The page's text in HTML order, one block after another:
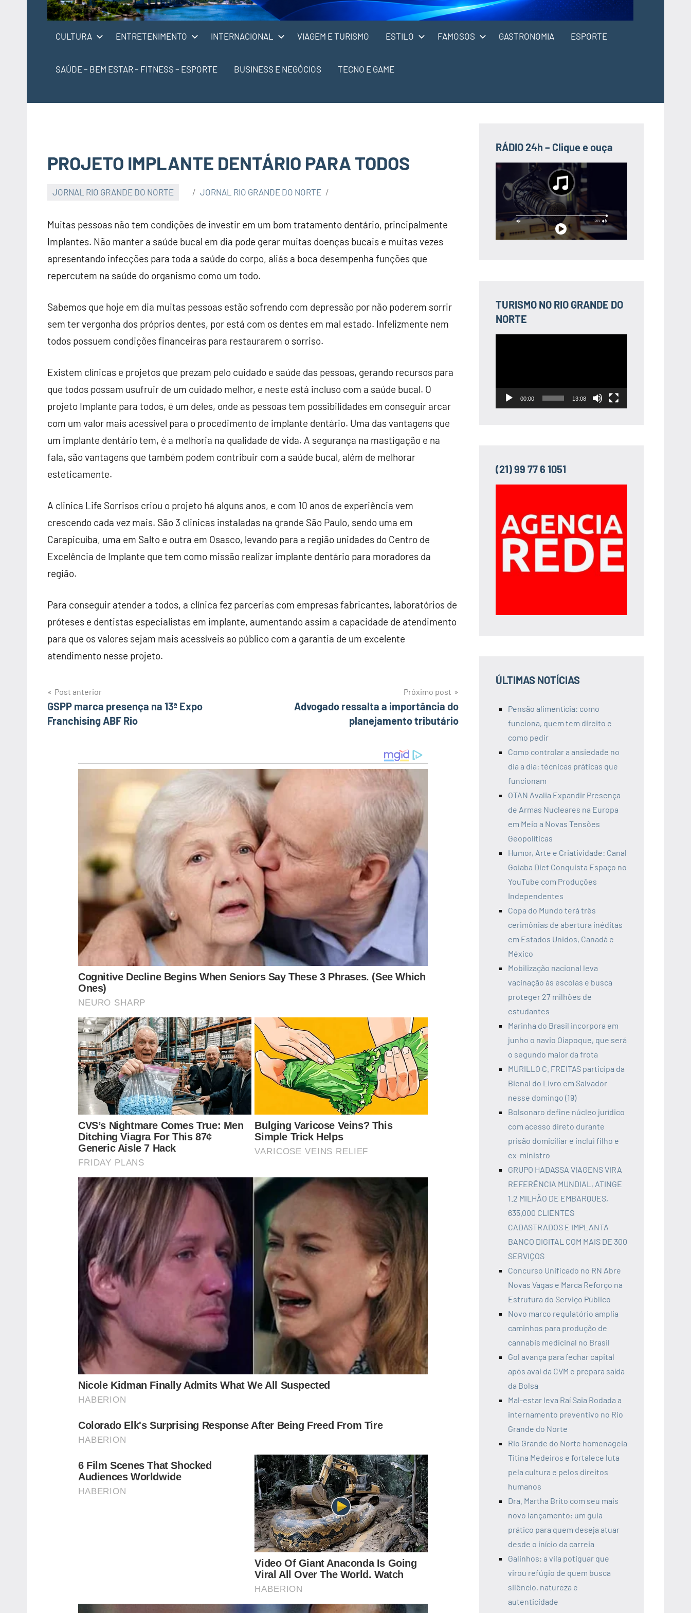
CULTURA ENTRETENIMENTO INTERNACIONAL VIAGEM E TURISMO ESTILO FAMOSOS GASTRONOMIA ESPORTE
SAÚDE – BEM ESTAR – FITNESS – ESPORTE BUSINESS E NEGÓCIOS TECNO E GAME
PROJETO IMPLANTE DENTÁRIO PARA TODOS
JORNAL RIO GRANDE DO NORTE JORNAL RIO GRANDE DO NORTE
Muitas pessoas não tem condições de investir em um bom tratamento dentário, principalmente
Implantes. Não manter a saúde bucal em dia pode gerar muitas doenças bucais e muitas vezes
apresentando infecções para toda a saúde do corpo, aliás a boca desempenha funções que
repercutem na saúde do organismo como um todo.
Sabemos que hoje em dia muitas pessoas estão sofrendo com depressão por não poderem sorrir
sem ter vergonha dos próprios dentes, por está com os dentes em mal estado. Infelizmente nem
todos possuem condições financeiras para restaurarem o sorriso.
Existem clínicas e projetos que prezam pelo cuidado e saúde das pessoas, gerando recursos para
que todos possam usufruir de um cuidado melhor, e neste está incluso com a saúde bucal. O
projeto Implante para todos, é um deles, onde as pessoas tem possibilidades em conseguir arcar
com um valor mais acessível para o procedimento de implante dentário. Uma das vantagens que
um implante dentário tem, é a melhoria na qualidade de vida. A segurança na mastigação e na
fala, são vantagens que também podem contribuir com a saúde bucal, além de melhorar
esteticamente.
A clinica Life Sorrisos criou o projeto há alguns anos, e com 10 anos de experiência vem
crescendo cada vez mais. São 3 clinicas instaladas na grande São Paulo, sendo uma em
Carapicuíba, uma em Salto e outra em Osasco, levando para a região unidades do Centro de
Excelência de Implante que tem como missão realizar implante dentário para moradores da
região.
Para conseguir atender a todos, a clínica fez parcerias com empresas fabricantes, laboratórios de
próteses e dentistas especialistas em implante, aumentando assim a capacidade de atendimento
para que os valores sejam mais acessíveis ao público com a garantia de um excelente
atendimento nesse projeto.
Navegação
de
Post anterior
GSPP marca presença na 13ª Expo
Franchising ABF Rio
Próximo post
Advogado ressalta a importância do
planejamento tributário
RÁDIO 24h – Clique e ouça
TURISMO NO RIO GRANDE DO
NORTE
00:00 13:08
(21) 99 77 6 1051
ÚLTIMAS NOTÍCIAS
Pensão alimentícia: como
funciona, quem tem direito e
como pedir
Como controlar a ansiedade no
dia a dia: técnicas práticas que
funcionam
OTAN Avalia Expandir Presença
de Armas Nucleares na Europa
em Meio a Novas Tensões
Geopolíticas
Humor, Arte e Criatividade: Canal
Goiaba Diet Conquista Espaço no
YouTube com Produções
Independentes
Copa do Mundo terá três
cerimônias de abertura inéditas
em Estados Unidos, Canadá e
México
Mobilização nacional leva
vacinação às escolas e busca
proteger 27 milhões de
estudantes
Marinha do Brasil incorpora em
junho o navio Oiapoque, que será
o segundo maior da frota
MURILLO C. FREITAS participa da
Bienal do Livro em Salvador
nesse domingo (19)
Bolsonaro define núcleo jurídico
com acesso direto durante
prisão domiciliar e inclui filho e
ex-ministro
GRUPO HADASSA VIAGENS VIRA
REFERÊNCIA MUNDIAL, ATINGE
1.2 MILHÃO DE EMBARQUES,
635.000 CLIENTES
CADASTRADOS E IMPLANTA
BANCO DIGITAL COM MAIS DE 300
SERVIÇOS
Concurso Unificado no RN Abre
Novas Vagas e Marca Reforço na
Estrutura do Serviço Público
Novo marco regulatório amplia
caminhos para produção de
cannabis medicinal no Brasil
Gol avança para fechar capital
após aval da CVM e prepara saída
da Bolsa
Mal-estar leva Raí Saia Rodada a
internamento preventivo no Rio
Grande do Norte
Rio Grande do Norte homenageia
Titina Medeiros e fortalece luta
pela cultura e pelos direitos
humanos
Dra. Martha Brito com seu mais
novo lançamento: um guia
prático para quem deseja atuar
desde o início da carreia
Galinhos: a vila potiguar que
virou refúgio de quem busca
silêncio, natureza e
autenticidade